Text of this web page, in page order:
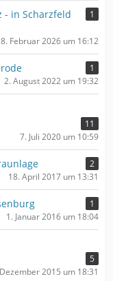
- in Scharzfeld
1
Februar 2026 um 16:12
1
2. August 2022 um 19:32
11
7. Juli 2020 um 10:59
2
18. April 2017 um 13:31
1
1. Januar 2016 um 18:04
5
2015 um 18:31